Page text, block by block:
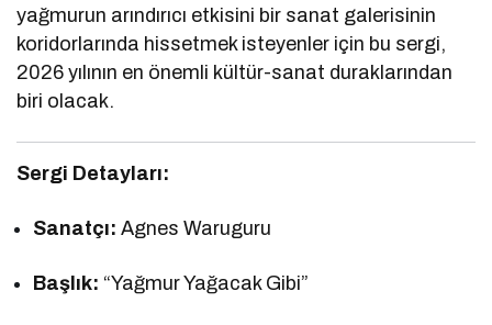
yağmurun arındırıcı etkisini bir sanat galerisinin
koridorlarında hissetmek isteyenler için bu sergi,
2026 yılının en önemli kültür-sanat duraklarından
biri olacak.
Sergi Detayları:
Sanatçı: Agnes Waruguru
Başlık: “Yağmur Yağacak Gibi”